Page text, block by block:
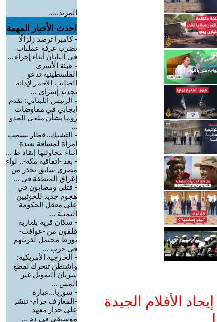
الأفلام الجيدة
المزيد.....
احدث الأخبار المهمة
-كاميرا ترصد زلزالًا
يضرب غرفة عمليات
في اليابان أثناء إجراء ...
- هيئة الأسرى
الفلسطينية تدعو
الصليب الأحمر لإدانة
تجديد إسرائ ...
- الرئيس اللبناني: تقدم
إيجابي في مفاوضات
روما بشأن ملفي الحدو
...
- التشيك.. قطار يسحب
امرأة لمسافة بعيدة
أثناء محاولتها إنقاذ ط ...
- بعد -اتفاقية مكة-.. لواء
مصري سابق يحذر من
إغراق المنطقة في ...
- قتلى ومصابون في
هجوم جديد للحوثيين
على معقل الحكومة
اليمنية ...
- سكان قرية بلغارية
قلقون من -عواقب-
تورط محتمل لقريتهم
في حرب ...
- الخارجية الأمريكية:
واشنطن تتحرك لقطع
شريان التمويل غير
المش ...
- سوريا...عبارة
-المعازف حرام- تنشر
على جدار معهد
موسيقي في دم ...